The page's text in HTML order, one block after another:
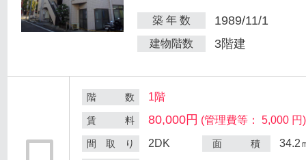
築 年 数 1989/11/1
建物階数 3階建
階 数 1階
賃 料 80,000円 (管理費等： 5,000 円)
間 取 り 2DK 面 積 34.2